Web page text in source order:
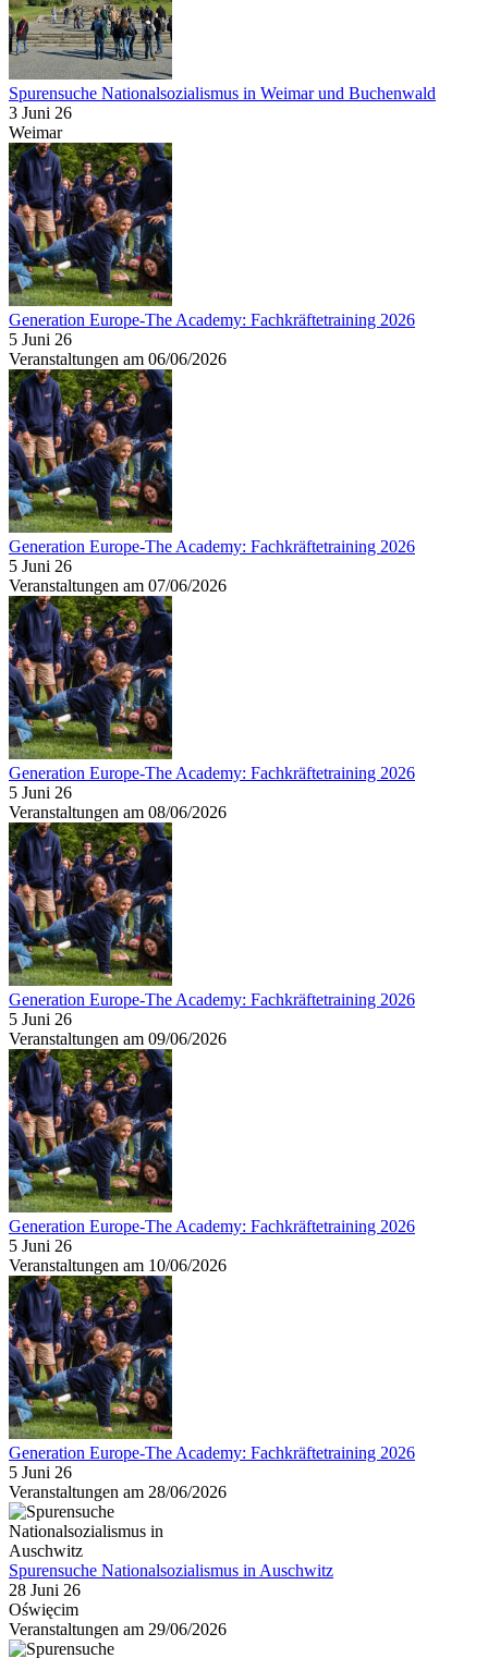
Spurensuche Nationalsozialismus in Weimar und Buchenwald
3 Juni 26
Weimar
Generation Europe-The Academy: Fachkräftetraining 2026
5 Juni 26
Veranstaltungen am 06/06/2026
Generation Europe-The Academy: Fachkräftetraining 2026
5 Juni 26
Veranstaltungen am 07/06/2026
Generation Europe-The Academy: Fachkräftetraining 2026
5 Juni 26
Veranstaltungen am 08/06/2026
Generation Europe-The Academy: Fachkräftetraining 2026
5 Juni 26
Veranstaltungen am 09/06/2026
Generation Europe-The Academy: Fachkräftetraining 2026
5 Juni 26
Veranstaltungen am 10/06/2026
Generation Europe-The Academy: Fachkräftetraining 2026
5 Juni 26
Veranstaltungen am 28/06/2026
Spurensuche Nationalsozialismus in Auschwitz
28 Juni 26
Oświęcim
Veranstaltungen am 29/06/2026